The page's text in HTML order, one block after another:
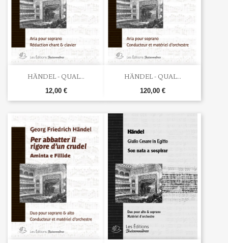
HÄNDEL - QUAL...
12,00 €
HÄNDEL - QUAL...
120,00 €